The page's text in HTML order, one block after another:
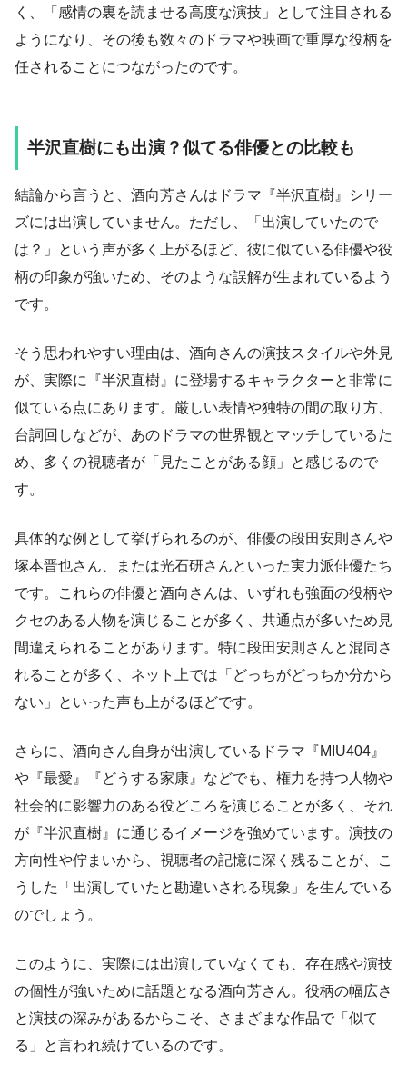
く、「感情の裏を読ませる高度な演技」として注目される
ようになり、その後も数々のドラマや映画で重厚な役柄を
任されることにつながったのです。
半沢直樹にも出演？似てる俳優との比較も
結論から言うと、酒向芳さんはドラマ『半沢直樹』シリー
ズには出演していません。ただし、「出演していたので
は？」という声が多く上がるほど、彼に似ている俳優や役
柄の印象が強いため、そのような誤解が生まれているよう
です。
そう思われやすい理由は、酒向さんの演技スタイルや外見
が、実際に『半沢直樹』に登場するキャラクターと非常に
似ている点にあります。厳しい表情や独特の間の取り方、
台詞回しなどが、あのドラマの世界観とマッチしているた
め、多くの視聴者が「見たことがある顔」と感じるので
す。
具体的な例として挙げられるのが、俳優の段田安則さんや
塚本晋也さん、または光石研さんといった実力派俳優たち
です。これらの俳優と酒向さんは、いずれも強面の役柄や
クセのある人物を演じることが多く、共通点が多いため見
間違えられることがあります。特に段田安則さんと混同さ
れることが多く、ネット上では「どっちがどっちか分から
ない」といった声も上がるほどです。
さらに、酒向さん自身が出演しているドラマ『MIU404』
や『最愛』『どうする家康』などでも、権力を持つ人物や
社会的に影響力のある役どころを演じることが多く、それ
が『半沢直樹』に通じるイメージを強めています。演技の
方向性や佇まいから、視聴者の記憶に深く残ることが、こ
うした「出演していたと勘違いされる現象」を生んでいる
のでしょう。
このように、実際には出演していなくても、存在感や演技
の個性が強いために話題となる酒向芳さん。役柄の幅広さ
と演技の深みがあるからこそ、さまざまな作品で「似て
る」と言われ続けているのです。